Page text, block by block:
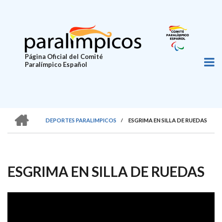
principal
Página Oficial del Comité
Paralímpico Español
SOBRESCRIBIR
DE
AYUDA
A
DEPORTES PARALIMPICOS
/ ESGRIMA EN SILLA DE RUEDAS
ESGRIMA EN SILLA DE RUEDAS